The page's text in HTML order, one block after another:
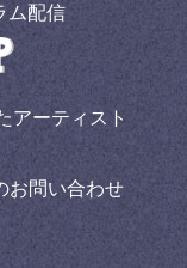
ム配信
アーティスト
お問い合わせ